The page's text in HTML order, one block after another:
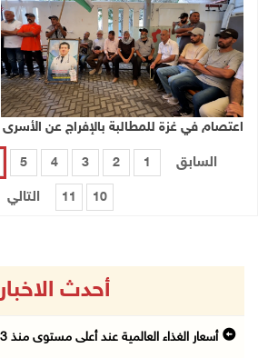
اعتصام في غزة للمطالبة بالإفراج عن الأسرى
السابق 1
2
3
4
5
10
11 التالي
أحدث الاخبار
أسعار الغذاء العالمية عند أعلى مستوى منذ 3 سن ...